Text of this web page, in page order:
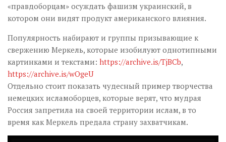
«правдоборцам» осуждать фашизм украинский, в
котором они видят продукт американского влияния.
Популярность набирают и группы призывающие к
свержению Меркель, которые изобилуют однотипными
картинками и текстами: https://archive.is/TjBCb,
https://archive.is/wOgeU
Отдельно стоит показать чудесный пример творчества
немецких исламоборцев, которые верят, что мудрая
Россия запретила на своей территории ислам, в то
время как Меркель предала страну захватчикам.